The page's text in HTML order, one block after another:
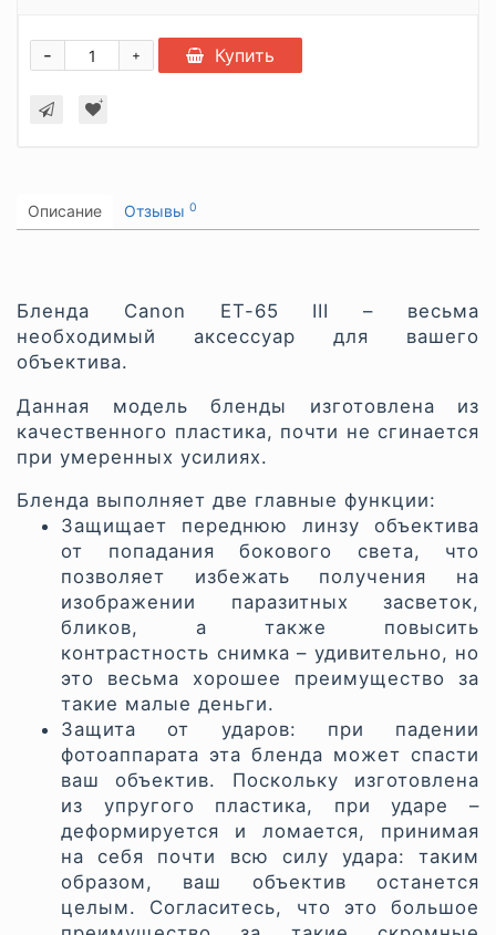
+
- Купить
Описание Отзывы 0
Бленда Canon ET-65 III – весьма
необходимый аксессуар для вашего
объектива.
Данная модель бленды изготовлена из
качественного пластика, почти не сгинается
при умеренных усилиях.
Бленда выполняет две главные функции:
Защищает переднюю линзу объектива
от попадания бокового света, что
позволяет избежать получения на
изображении паразитных засветок,
бликов, а также повысить
контрастность снимка – удивительно, но
это весьма хорошее преимущество за
такие малые деньги.
Защита от ударов: при падении
фотоаппарата эта бленда может спасти
ваш объектив. Поскольку изготовлена
из упругого пластика, при ударе –
деформируется и ломается, принимая
на себя почти всю силу удара: таким
образом, ваш объектив останется
целым. Согласитесь, что это большое